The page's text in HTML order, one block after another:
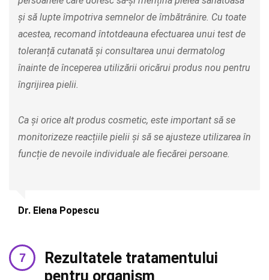
și să lupte împotriva semnelor de îmbătrânire. Cu toate
acestea, recomand întotdeauna efectuarea unui test de
toleranță cutanată și consultarea unui dermatolog
înainte de începerea utilizării oricărui produs nou pentru
îngrijirea pielii.
Ca și orice alt produs cosmetic, este important să se
monitorizeze reacțiile pielii și să se ajusteze utilizarea în
funcție de nevoile individuale ale fiecărei persoane.
Dr. Elena Popescu
Rezultatele tratamentului
pentru organism